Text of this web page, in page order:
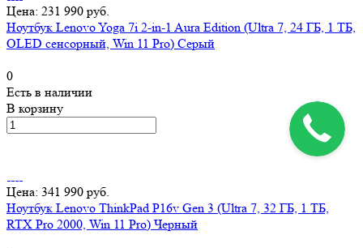
Цена: 231 990 руб.
Ноутбук Lenovo Yoga 7i 2-in-1 Aura Edition (Ultra 7, 24 ГБ, 1 ТБ,
OLED сенсорный, Win 11 Pro) Серый
0
Есть в наличии
В корзину
Цена: 341 990 руб.
Ноутбук Lenovo ThinkPad P16v Gen 3 (Ultra 7, 32 ГБ, 1 ТБ,
RTX Pro 2000, Win 11 Pro) Черный